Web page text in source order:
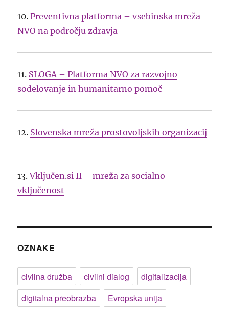
10.Preventivna platforma – vsebinska mreža
NVO na področju zdravja
11. SLOGA – Platforma NVO za razvojno
sodelovanje in humanitarno pomoč
12. Slovenska mreža prostovoljskih organizacij
13.Vključen.si II – mreža za socialno
vključenost
OZNAKE
civilna družba civilni dialog
digitalizacija
digitalna preobrazba
Evropska unija